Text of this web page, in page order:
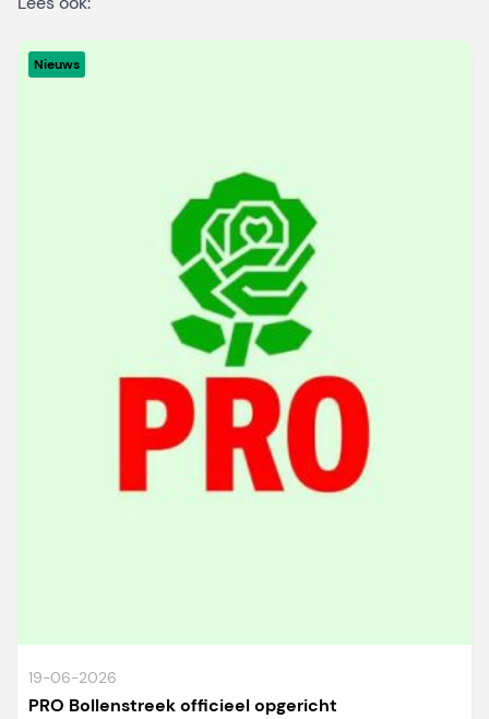
Nieuws
19-06-2026
PRO Bollenstreek officieel opgericht